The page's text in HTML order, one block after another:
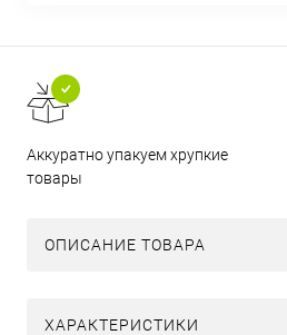
Аккуратно упакуем хрупкие
товары
ОПИСАНИЕ ТОВАРА
ХАРАКТЕРИСТИКИ